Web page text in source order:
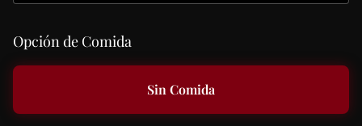
Opción de Comida
Sin Comida